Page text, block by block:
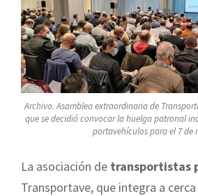
Archivo. Asamblea extraordinaria de
que se decidió convocar la huelga patronal
portavehículos para el 7 de
La asociación de transportistas
Transportave, que integra a